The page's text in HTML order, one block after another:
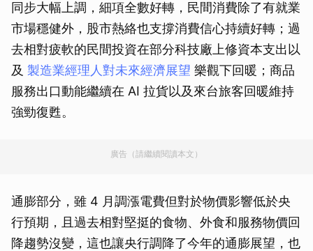
同步大幅上調，細項全數好轉，民間消費除了有就業
市場穩健外，股市熱絡也支撐消費信心持續好轉；過
去相對疲軟的民間投資在部分科技廠上修資本支出以
及 製造業經理人對未來經濟展望 樂觀下回暖；商品
服務出口動能繼續在 AI 拉貨以及來台旅客回暖維持
強勁復甦。
廣告（請繼續閱讀本文）
通膨部分，雖 4 月調漲電費但對於物價影響低於央
行預期，且過去相對堅挺的食物、外食和服務物價回
降趨勢沒變，這也讓央行調降了今年的通膨展望，也